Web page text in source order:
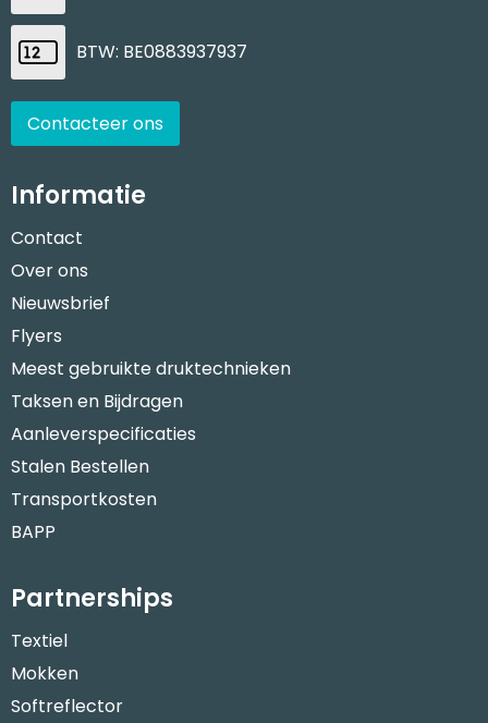
BTW: BE0883937937
Contacteer ons
Informatie
Contact
Over ons
Nieuwsbrief
Flyers
Meest gebruikte druktechnieken
Taksen en Bijdragen
Aanleverspecificaties
Stalen Bestellen
Transportkosten
BAPP
Partnerships
Textiel
Mokken
Softreflector